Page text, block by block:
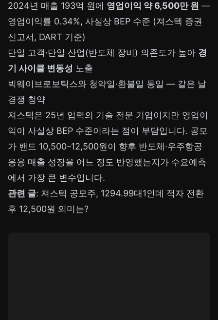
2024년 매출 193억 원에 영업이익 약 6,500만 원 —
영업이익률 0.34%, 사실상 BEP 수준 (져스텍 증권
신고서, DART 기준)
단일 고객·단일 산업(반도체 장비) 의존도가 높아 경
기 사이클 변동성 노출
빅웨이브로보틱스와 청약일·환불일 동일 — 같은 날
경쟁 청약
져스텍은 25년 업력의 기술 전문 기업이지만 영업이
익이 사실상 BEP 수준이라는 점이 부담입니다. 공모
가 밴드 10,500–12,500원이 향후 반도체·우주항공
응용 매출 성장을 어느 정도 반영했는지가 수요예측
에서 가장 큰 변수입니다.
관련 글: 져스텍 공모주, 1294.99대1인데 적자 전환
후 12,500원 의미는?